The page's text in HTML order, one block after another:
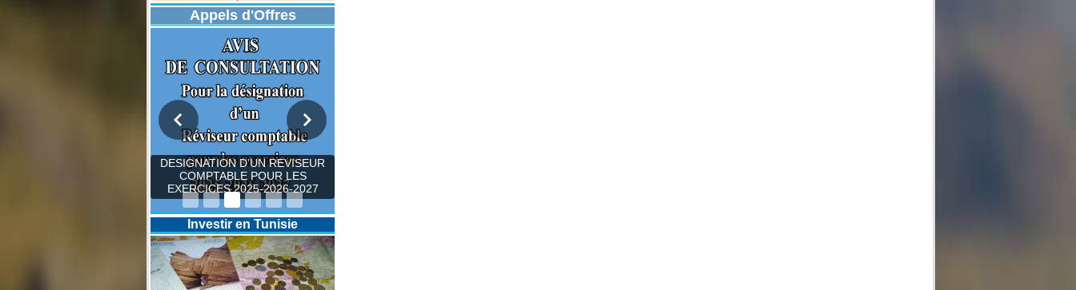
Appels d'Offres
DESIGNATION D’UN REVISEUR
COMPTABLE POUR LES
EXERCICES 2025-2026-2027
Investir en Tunisie